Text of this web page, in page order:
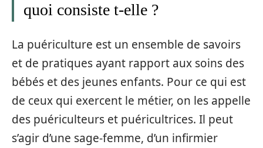
quoi consiste t-elle ?
La puériculture est un ensemble de savoirs
et de pratiques ayant rapport aux soins des
bébés et des jeunes enfants. Pour ce qui est
de ceux qui exercent le métier, on les appelle
des puériculteurs et puéricultrices. Il peut
s’agir d’une sage-femme, d’un infirmier